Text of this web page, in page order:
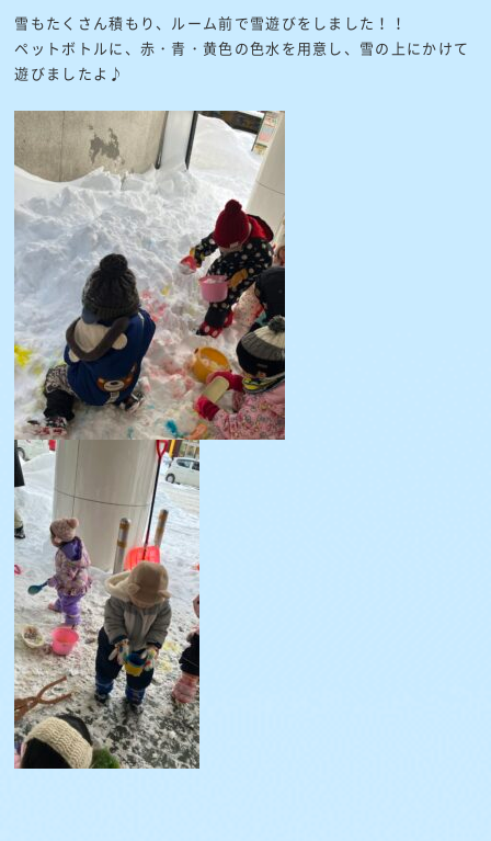
雪もたくさん積もり、ルーム前で雪遊びをしました！！
ペットボトルに、赤・青・黄色の色水を用意し、雪の上にかけて
遊びましたよ♪